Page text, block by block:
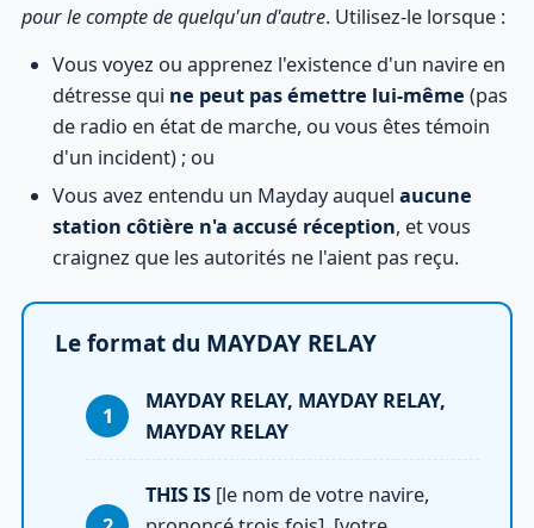
pour le compte de quelqu'un d'autre. Utilisez-le lorsque :
Vous voyez ou apprenez l'existence d'un navire en
détresse qui ne peut pas émettre lui-même (pas
de radio en état de marche, ou vous êtes témoin
d'un incident) ; ou
Vous avez entendu un Mayday auquel aucune
station côtière n'a accusé réception, et vous
craignez que les autorités ne l'aient pas reçu.
Le format du MAYDAY RELAY
MAYDAY RELAY, MAYDAY RELAY,
MAYDAY RELAY
THIS IS [le nom de votre navire,